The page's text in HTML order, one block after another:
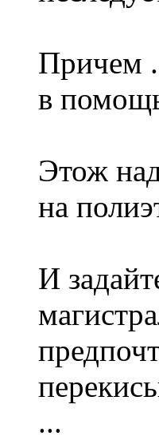
Причем
в
Этож
на
И
...